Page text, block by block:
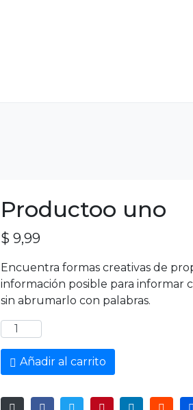
Productoo uno
$ 9,99
Encuentra formas creativas de
información posible para informar
sin abrumarlo con palabras.
Productoo
cantidad
Añadir al carrito